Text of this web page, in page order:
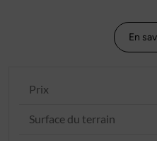
En
Prix
Surface du terrain